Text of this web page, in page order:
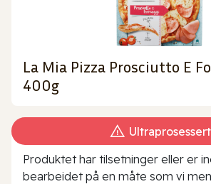
La Mia Pizza Prosciutto E
400g
Ultraprosessert
Produktet har tilsetninger eller er
bearbeidet på en måte som vi